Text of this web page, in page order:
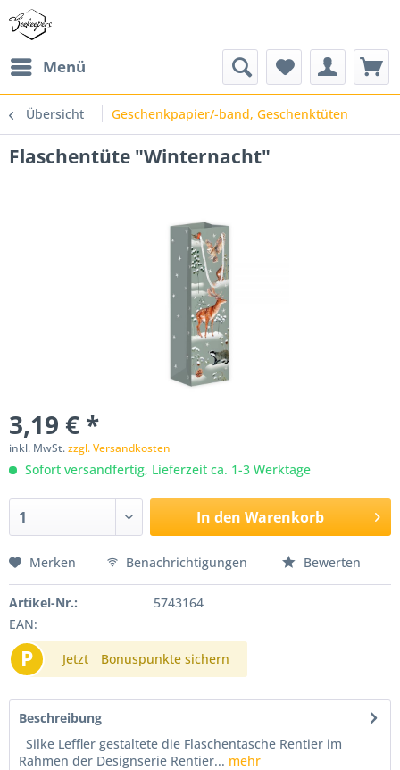
Menü
Übersicht Geschenkpapier/-band, Geschenktüten
Flaschentüte "Winternacht"
3,19 € *
inkl. MwSt.zzgl. Versandkosten
Sofort versandfertig, Lieferzeit ca. 1-3 Werktage
In den Warenkorb
Merken Benachrichtigungen Bewerten
Artikel-Nr.:
5743164
EAN:
P Jetzt Bonuspunkte sichern
Beschreibung
Silke Leffler gestaltete die Flaschentasche Rentier im
Rahmen der Designserie Rentier... mehr